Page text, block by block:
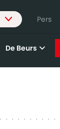
Pers
De Beurs